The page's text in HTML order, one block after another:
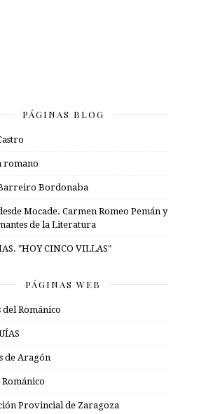
PÁGINAS BLOG
romano
Bordonaba
Mocade. Carmen Romeo Pemán y
de la Literatura
"HOY CINCO VILLAS"
PÁGINAS WEB
del Románico
de Aragón
Provincial de Zaragoza